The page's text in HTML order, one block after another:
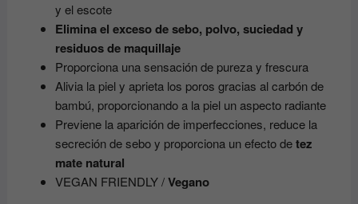
y el escote
Elimina el exceso de sebo, polvo, suciedad y
residuos de maquillaje
Proporciona una sensación de pureza y frescura
Alivia la piel y aprieta los poros gracias al carbón de
bambú, proporcionando a la piel un aspecto radiante
Previene la aparición de imperfecciones, reduce la
secreción de sebo y proporciona un efecto detez
mate natural
VEGAN FRIENDLY /Vegano